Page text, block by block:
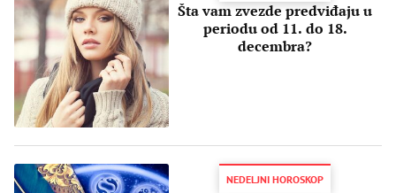
Šta vam zvezde predviđaju u
periodu od 11. do 18.
decembra?
NEDELJNI HOROSKOP